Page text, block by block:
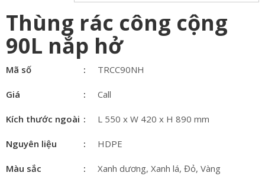
Thùng rác công cộng
90L nắp hở
Mã số TRCC90NH
Giá Call
Kích thước ngoài L 550 x W 420 x H 890 mm
Nguyên liệu HDPE
Màu sắc Xanh dương, Xanh lá, Đỏ, Vàng